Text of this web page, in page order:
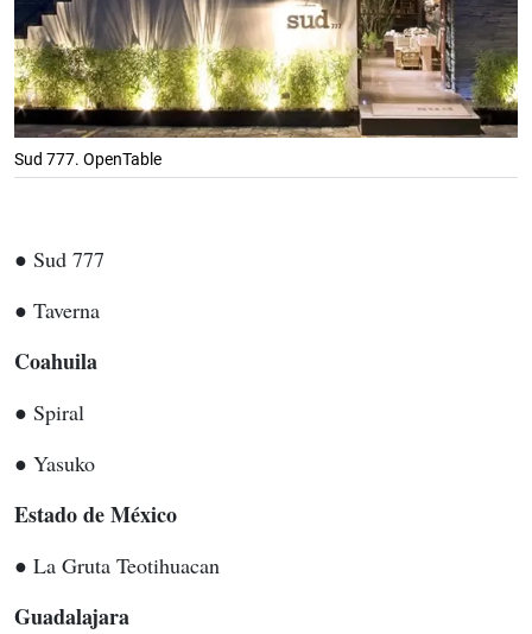
Sud 777. OpenTable
● Sud 777
● Taverna
Coahuila
● Spiral
● Yasuko
Estado de México
● La Gruta Teotihuacan
Guadalajara